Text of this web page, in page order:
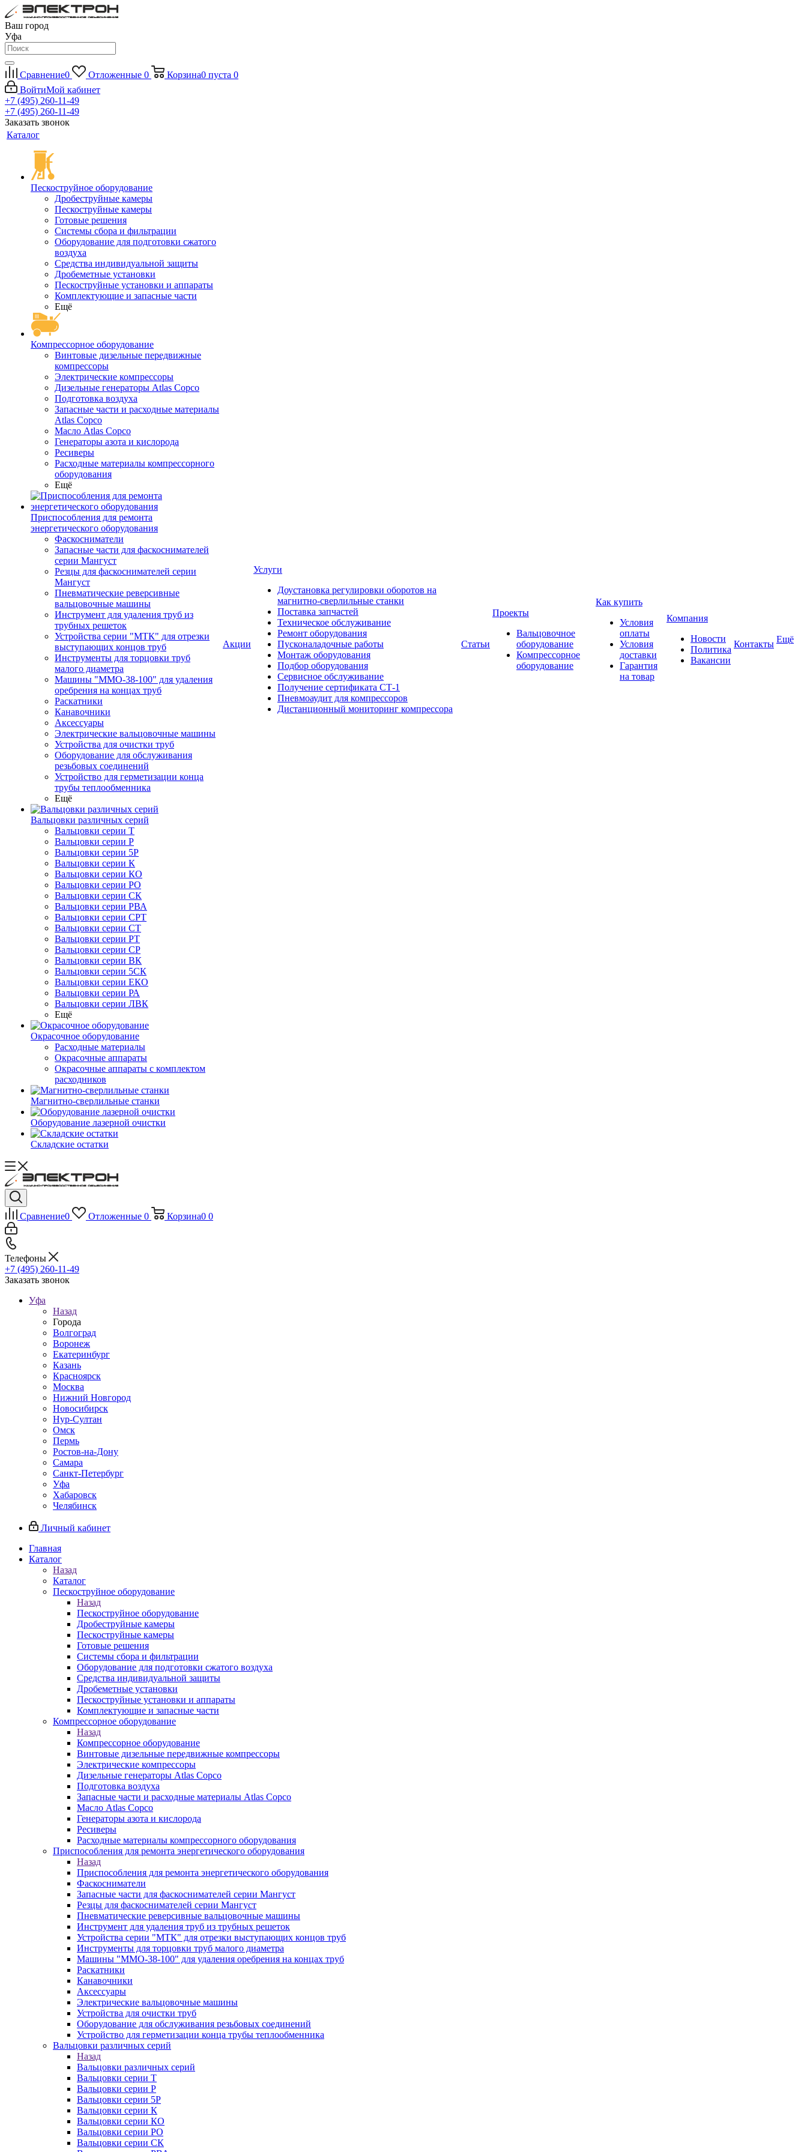
Ваш город
Уфа
Сравнение0 Отложенные 0 Корзина0 пуста 0
ВойтиМой кабинет
+7 (495) 260-11-49
+7 (495) 260-11-49
Заказать звонок
Каталог
Пескоструйное оборудование
Дробеструйные камеры
Пескоструйные камеры
Готовые решения
Системы сбора и фильтрации
Оборудование для подготовки сжатого
воздуха
Средства индивидуальной защиты
Дробеметные установки
Пескоструйные установки и аппараты
Комплектующие и запасные части
Ещё
Компрессорное оборудование
Винтовые дизельные передвижные
компрессоры
Электрические компрессоры
Дизельные генераторы Atlas Copco
Подготовка воздуха
Запасные части и расходные материалы
Atlas Copco
Масло Atlas Copco
Генераторы азота и кислорода
Ресиверы
Расходные материалы компрессорного
оборудования
Ещё
Приспособления для ремонта
энергетического оборудования
Фаскосниматели
Запасные части для фаскоснимателей
серии Мангуст
Резцы для фаскоснимателей серии
Мангуст
Пневматические реверсивные
вальцовочные машины
Инструмент для удаления труб из
трубных решеток
Устройства серии "МТК" для отрезки
выступающих концов труб
Инструменты для торцовки труб
малого диаметра
Машины "ММО-38-100" для удаления
оребрения на концах труб
Раскатники
Канавочники
Аксессуары
Электрические вальцовочные машины
Устройства для очистки труб
Оборудование для обслуживания
резьбовых соединений
Устройство для герметизации конца
трубы теплообменника
Ещё
Вальцовки различных серий
Вальцовки серии Т
Вальцовки серии Р
Вальцовки серии 5Р
Вальцовки серии К
Вальцовки серии КО
Вальцовки серии РО
Вальцовки серии СК
Вальцовки серии РВА
Вальцовки серии СРТ
Вальцовки серии СТ
Вальцовки серии РТ
Вальцовки серии СР
Вальцовки серии ВК
Вальцовки серии 5СК
Вальцовки серии ЕКО
Вальцовки серии РА
Вальцовки серии ЛВК
Ещё
Окрасочное оборудование
Расходные материалы
Окрасочные аппараты
Окрасочные аппараты с комплектом
расходников
Магнитно-сверлильные станки
Оборудование лазерной очистки
Складские остатки
Акции
Услуги
Доустановка регулировки оборотов на
магнитно-сверлильные станки
Поставка запчастей
Техническое обслуживание
Ремонт оборудования
Пусконаладочные работы
Монтаж оборудования
Подбор оборудования
Сервисное обслуживание
Получение сертификата СТ-1
Пневмоаудит для компрессоров
Дистанционный мониторинг компрессора
Статьи
Проекты
Вальцовочное
оборудование
Компрессорное
оборудование
Как купить
Условия
оплаты
Условия
доставки
Гарантия
на товар
Компания
Новости
Политика
Вакансии
Контакты Ещё
Сравнение0 Отложенные 0 Корзина0 0
Телефоны
+7 (495) 260-11-49
Заказать звонок
Уфа
Назад
Города
Волгоград
Воронеж
Екатеринбург
Казань
Красноярск
Москва
Нижний Новгород
Новосибирск
Нур-Султан
Омск
Пермь
Ростов-на-Дону
Самара
Санкт-Петербург
Уфа
Хабаровск
Челябинск
Личный кабинет
Главная
Каталог
Назад
Каталог
Пескоструйное оборудование
Назад
Пескоструйное оборудование
Дробеструйные камеры
Пескоструйные камеры
Готовые решения
Системы сбора и фильтрации
Оборудование для подготовки сжатого воздуха
Средства индивидуальной защиты
Дробеметные установки
Пескоструйные установки и аппараты
Комплектующие и запасные части
Компрессорное оборудование
Назад
Компрессорное оборудование
Винтовые дизельные передвижные компрессоры
Электрические компрессоры
Дизельные генераторы Atlas Copco
Подготовка воздуха
Запасные части и расходные материалы Atlas Copco
Масло Atlas Copco
Генераторы азота и кислорода
Ресиверы
Расходные материалы компрессорного оборудования
Приспособления для ремонта энергетического оборудования
Назад
Приспособления для ремонта энергетического оборудования
Фаскосниматели
Запасные части для фаскоснимателей серии Мангуст
Резцы для фаскоснимателей серии Мангуст
Пневматические реверсивные вальцовочные машины
Инструмент для удаления труб из трубных решеток
Устройства серии "МТК" для отрезки выступающих концов труб
Инструменты для торцовки труб малого диаметра
Машины "ММО-38-100" для удаления оребрения на концах труб
Раскатники
Канавочники
Аксессуары
Электрические вальцовочные машины
Устройства для очистки труб
Оборудование для обслуживания резьбовых соединений
Устройство для герметизации конца трубы теплообменника
Вальцовки различных серий
Назад
Вальцовки различных серий
Вальцовки серии Т
Вальцовки серии Р
Вальцовки серии 5Р
Вальцовки серии К
Вальцовки серии КО
Вальцовки серии РО
Вальцовки серии СК